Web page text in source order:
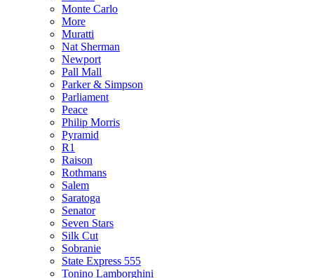
Monte Carlo
More
Muratti
Nat Sherman
Newport
Pall Mall
Parker & Simpson
Parliament
Peace
Philip Morris
Pyramid
R1
Raison
Rothmans
Salem
Saratoga
Senator
Seven Stars
Silk Cut
Sobranie
State Express 555
Tonino Lamborghini